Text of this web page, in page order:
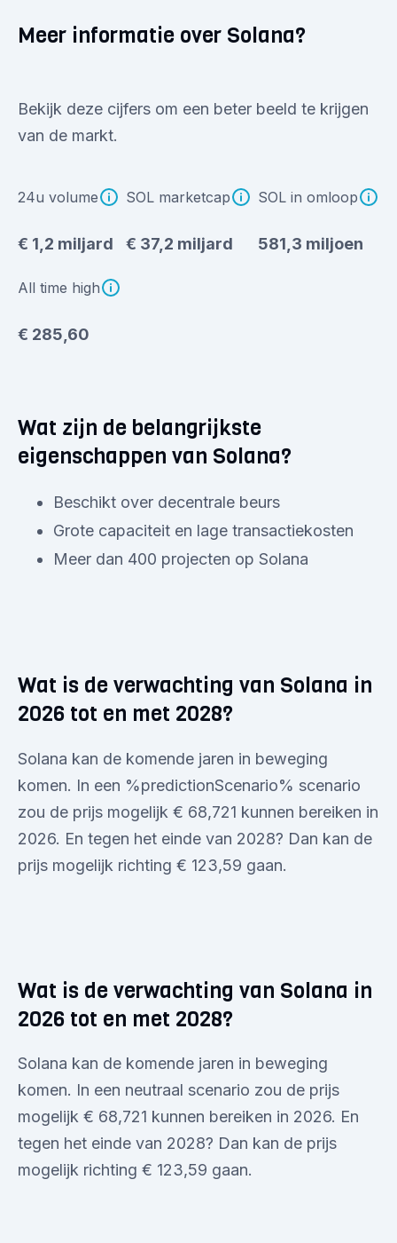
Meer informatie over Solana?
Bekijk deze cijfers om een beter beeld te krijgen
van de markt.
24u volume
€ 1,2 miljard
SOL marketcap
€ 37,2 miljard
SOL in omloop
581,3 miljoen
All time high
€ 285,60
Wat zijn de belangrijkste
eigenschappen van Solana?
Beschikt over decentrale beurs
Grote capaciteit en lage transactiekosten
Meer dan 400 projecten op Solana
Wat is de verwachting van Solana in
2026 tot en met 2028?
Solana kan de komende jaren in beweging
komen. In een %predictionScenario% scenario
zou de prijs mogelijk € 68,721 kunnen bereiken in
2026. En tegen het einde van 2028? Dan kan de
prijs mogelijk richting € 123,59 gaan.
Wat is de verwachting van Solana in
2026 tot en met 2028?
Solana kan de komende jaren in beweging
komen. In een neutraal scenario zou de prijs
mogelijk € 68,721 kunnen bereiken in 2026. En
tegen het einde van 2028? Dan kan de prijs
mogelijk richting € 123,59 gaan.